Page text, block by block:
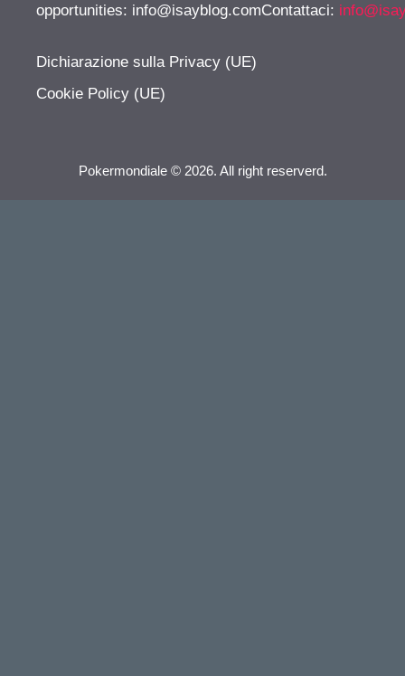
opportunities: info@isayblog.comContattaci:
Dichiarazione sulla Privacy (UE)
Cookie Policy (UE)
Pokermondiale © 2026. All right reserverd.